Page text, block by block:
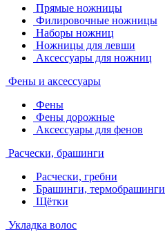
Прямые ножницы
Филировочные ножницы
Наборы ножниц
Ножницы для левши
Аксессуары для ножниц
Фены и аксессуары
Фены
Фены дорожные
Аксессуары для фенов
Расчески, брашинги
Расчески, гребни
Брашинги, термобрашинги
Щётки
Укладка волос